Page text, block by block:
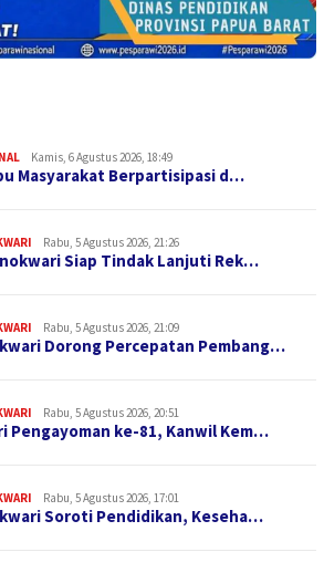
Kamis, 6 Agustus 2026, 18:49
Masyarakat Berpartisipasi d…
Rabu, 5 Agustus 2026, 21:26
Siap Tindak Lanjuti Rek…
Rabu, 5 Agustus 2026, 21:09
Dorong Percepatan Pembang…
Rabu, 5 Agustus 2026, 20:51
Pengayoman ke-81, Kanwil Kem…
Rabu, 5 Agustus 2026, 17:01
Soroti Pendidikan, Keseha…